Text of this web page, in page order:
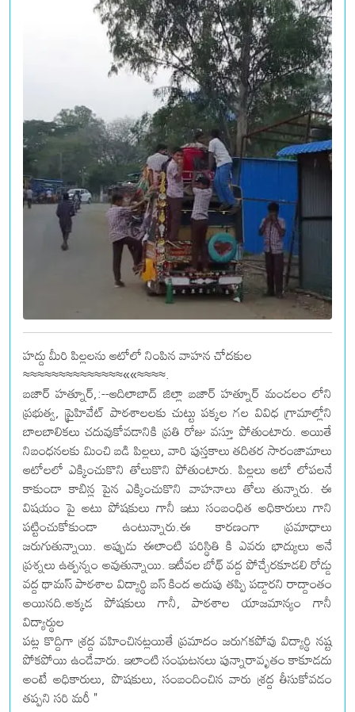
హద్దు మీరి పిల్లలను ఆటోలో నింపిన వాహన చోదకుల
≈≈≈≈≈≈≈≈≈≈≈≈≈≈««≈≈≈≈.
బజార్ హత్నూర్,:--ఆదిలాబాద్ జిల్లా బజార్ హత్నూర్ మండలం లోని
ప్రభుత్వ, ప్రైహివేట్ పాఠశాలలకు చుట్టు పక్కల గల వివిధ గ్రామాల్లోని
బాలబాలికలు చదువుకోవడానికి ప్రతి రోజు వస్తూ పోతుంటారు. అయితే
నిబంధనలకు మించి బడి పిల్లలు, వారి పుస్తకాలు తదితర సారంజామాలు
ఆటోలలో ఎక్కించుకొని తోలుకొని పోతుంటారు. పిల్లలు ఆటో లోపలనే
కాకుండా కాబిన్ల పైన ఎక్కించుకొని వాహనాలు తోలు తున్నారు. ఈ
విషయం పై అటు పోషకులు గానీ ఇటు సంబంధిత అధికారులు గాని
పట్టించుకోకుండా ఉంటున్నారు.ఈ కారణంగా ప్రమాధాలు
జరుగుతున్నాయి. అప్పుడు ఈలాంటి పరిస్థితి కి ఎవరు భాద్యులు అనే
ప్రశ్నలు ఉత్పన్నం అవుతున్నాయి. ఇటీవల బోథ్ వద్ద పోచ్చేరకూడలి రోడ్డు
వద్ద థామస్ పాఠశాల విద్యార్థి బస్ కింద అదుపు తప్పి పడ్డారని రాద్దాంతం
అయినది.అక్కడ పోషకులు గానీ, పాఠశాల యాజమాన్యం గానీ
విద్యార్థుల
పట్ల కొద్దిగా శ్రద్ద వహించినట్లయితే ప్రమాదం జరుగకపోవు విద్యార్థి నష్ట
పోకపోయి ఉండేవారు. ఇలాంటి సంఘటనలు పున్నారావృతం కాకూడదు
అంటే అధికారులు, పొషకులు, సంబందించిన వారు శ్రద్ద తీసుకోవడం
తప్పని సరి మరీ "